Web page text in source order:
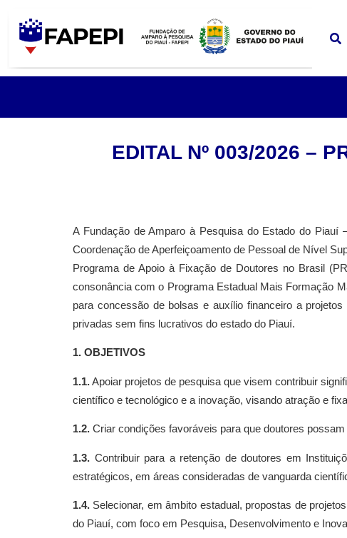
EDITAL Nº 003/2026 –
A Fundação de Amparo à Pesquisa do Estado do
Coordenação de Aperfeiçoamento de Pessoal de Nível
Programa de Apoio à Fixação de Doutores no Brasil
consonância com o Programa Estadual Mais Formação
para concessão de bolsas e auxílio financeiro a
privadas sem fins lucrativos do estado do Piauí.
1. OBJETIVOS
1.1.Apoiar projetos de pesquisa que visem contribuir
científico e tecnológico e a inovação, visando atração e
1.2. Criar condições favoráveis para que doutores
1.3. Contribuir para a retenção de doutores em
estratégicos, em áreas consideradas de vanguarda
1.4. Selecionar, em âmbito estadual, propostas de
do Piauí, com foco em Pesquisa, Desenvolvimento e